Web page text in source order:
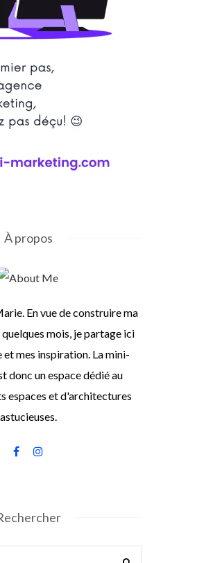
À propos
En vue de construire ma
mois, je partage ici
et mes inspiration. La mini-
donc un espace dédié au
espaces et d'architectures
astucieuses.